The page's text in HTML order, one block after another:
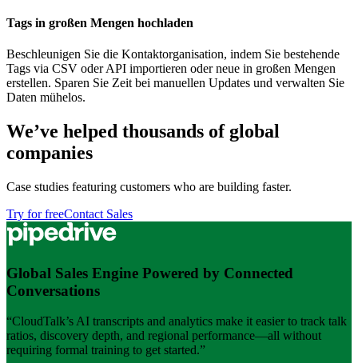
Tags in großen Mengen hochladen
Beschleunigen Sie die Kontaktorganisation, indem Sie bestehende
Tags via CSV oder API importieren oder neue in großen Mengen
erstellen. Sparen Sie Zeit bei manuellen Updates und verwalten Sie
Daten mühelos.
We’ve helped thousands of global
companies
Case studies featuring customers who are building faster.
Try for freeContact Sales
Global Sales Engine Powered by Connected
Conversations
“CloudTalk’s AI transcripts and analytics make it easier to track talk
ratios, discovery depth, and regional performance—all without
requiring formal training to get started.”